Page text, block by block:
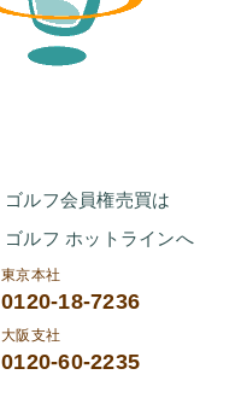
ゴルフ会員権売買は
ゴルフ ホットラインへ
東京本社
0120-18-7236
大阪支社
0120-60-2235